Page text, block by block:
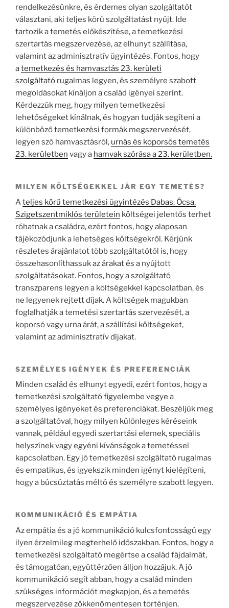
rendelkezésünkre, és érdemes olyan szolgáltatót
választani, aki teljes körű szolgáltatást nyújt. Ide
tartozik a temetés előkészítése, a temetkezési
szertartás megszervezése, az elhunyt szállítása,
valamint az adminisztratív ügyintézés. Fontos, hogy
atemetkezés és hamvasztás 23. kerületi
szolgáltató rugalmas legyen, és személyre szabott
megoldásokat kínáljon a család igényei szerint.
Kérdezzük meg, hogy milyen temetkezési
lehetőségeket kínálnak, és hogyan tudják segíteni a
különböző temetkezési formák megszervezését,
legyen szó hamvasztásról, urnás és koporsós temetés
23. kerületben vagy a hamvak szórása a 23. kerületben.
MILYEN KÖLTSÉGEKKEL JÁR EGY TEMETÉS?
A teljes körű temetkezési ügyintézés Dabas, Ócsa,
Szigetszentmiklós területein költségei jelentős terhet
róhatnak a családra, ezért fontos, hogy alaposan
tájékozódjunk a lehetséges költségekről. Kérjünk
részletes árajánlatot több szolgáltatótól is, hogy
összehasonlíthassuk az árakat és a nyújtott
szolgáltatásokat. Fontos, hogy a szolgáltató
transzparens legyen a költségekkel kapcsolatban, és
ne legyenek rejtett díjak. A költségek magukban
foglalhatják a temetési szertartás szervezését, a
koporsó vagy urna árát, a szállítási költségeket,
valamint az adminisztratív díjakat.
SZEMÉLYES IGÉNYEK ÉS PREFERENCIÁK
Minden család és elhunyt egyedi, ezért fontos, hogy a
temetkezési szolgáltató figyelembe vegye a
személyes igényeket és preferenciákat. Beszéljük meg
a szolgáltatóval, hogy milyen különleges kéréseink
vannak, például egyedi szertartási elemek, speciális
helyszínek vagy egyéni kívánságok a temetéssel
kapcsolatban. Egy jó temetkezési szolgáltató rugalmas
és empatikus, és igyekszik minden igényt kielégíteni,
hogy a búcsúztatás méltó és személyre szabott legyen.
KOMMUNIKÁCIÓ ÉS EMPÁTIA
Az empátia és a jó kommunikáció kulcsfontosságú egy
ilyen érzelmileg megterhelő időszakban. Fontos, hogy a
temetkezési szolgáltató megértse a család fájdalmát,
és támogatóan, együttérzően álljon hozzájuk. A jó
kommunikáció segít abban, hogy a család minden
szükséges információt megkapjon, és a temetés
megszervezése zökkenőmentesen történjen.